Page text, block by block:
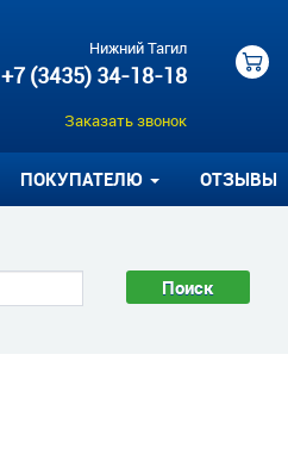
Нижний Тагил
+7 (3435) 34-18-18
Заказать звонок
ПОКУПАТЕЛЮ ОТЗЫВЫ
Поиск